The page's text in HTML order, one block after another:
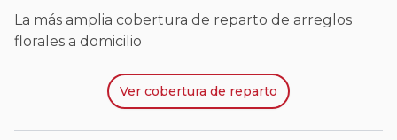
La más amplia cobertura de reparto de arreglos
florales a domicilio
Ver cobertura de reparto